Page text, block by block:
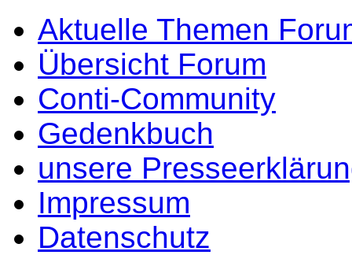
Aktuelle Themen
Übersicht Forum
Conti-Community
Gedenkbuch
unsere
Impressum
Datenschutz